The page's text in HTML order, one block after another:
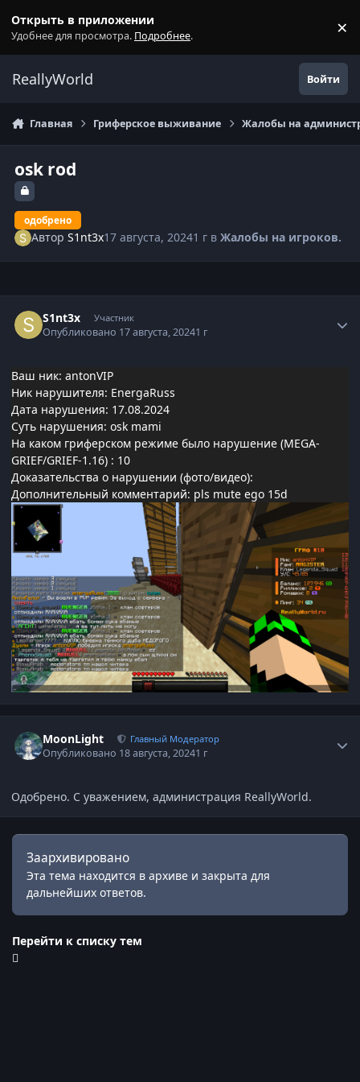
Открыть в приложении
Удобнее для просмотра. Подробнее. ×
ReallyWorld Войти
Главная Гриферское выживание Жалобы на
osk rod
одобрено
АвторS1nt3x17 августа, 20241 г вЖалобы на игроков.
S1nt3x Участник
Опубликовано 17 августа, 20241 г
Ваш ник: antonVIP
Ник нарушителя: EnergaRuss
Дата нарушения: 17.08.2024
Суть нарушения: osk mami
На каком гриферском режиме было нарушение (MEGA-
GRIEF/GRIEF-1.16) : 10
Доказательства о нарушении (фото/видео):
Дополнительный комментарий: pls mute ego 15d
MoonLight Главный Модератор
Опубликовано 18 августа, 20241 г
Одобрено. С уважением, администрация ReallyWorld.
Заархивировано
Эта тема находится в архиве и закрыта для
дальнейших ответов.
Перейти к списку тем